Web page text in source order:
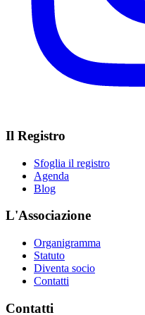
Il Registro
Sfoglia il registro
Agenda
Blog
L'Associazione
Organigramma
Statuto
Diventa socio
Contatti
Contatti